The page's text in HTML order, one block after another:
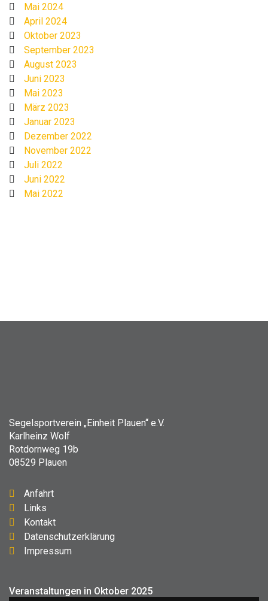
Mai 2024
April 2024
Oktober 2023
September 2023
August 2023
Juni 2023
Mai 2023
März 2023
Januar 2023
Dezember 2022
November 2022
Juli 2022
Juni 2022
Mai 2022
Segelsportverein „Einheit Plauen“ e.V.
Karlheinz Wolf
Rotdornweg 19b
08529 Plauen
Anfahrt
Links
Kontakt
Datenschutzerklärung
Impressum
Veranstaltungen in Oktober 2025